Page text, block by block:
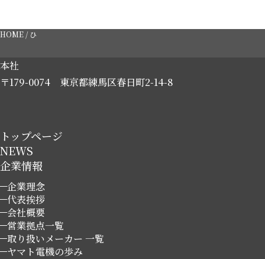
HOME / ひ
本社
〒179-0074 東京都練馬区春日町2-14-8
トップページ
NEWS
企業情報
企業理念
代表挨拶
会社概要
営業拠点一覧
取り扱いメーカー 一覧
ヤマト電機の歩み